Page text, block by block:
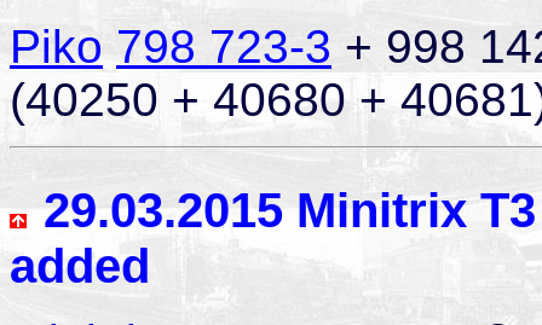
Piko 798 723-3 + 998
(40250 + 40680 +
29.03.2015 Minitrix
added